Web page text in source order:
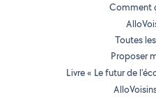
Comment
Toutes
Proposer
Livre « Le futur de